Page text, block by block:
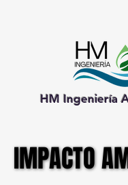
HM Ingeniería
IMPACTO
IMPACTO